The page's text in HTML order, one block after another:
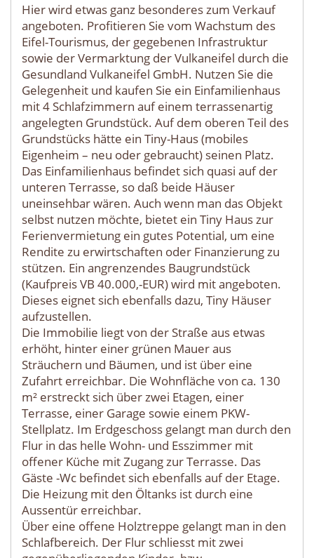
Hier wird etwas ganz besonderes zum Verkauf
angeboten. Profitieren Sie vom Wachstum des
Eifel-Tourismus, der gegebenen Infrastruktur
sowie der Vermarktung der Vulkaneifel durch die
Gesundland Vulkaneifel GmbH. Nutzen Sie die
Gelegenheit und kaufen Sie ein Einfamilienhaus
mit 4 Schlafzimmern auf einem terrassenartig
angelegten Grundstück. Auf dem oberen Teil des
Grundstücks hätte ein Tiny-Haus (mobiles
Eigenheim – neu oder gebraucht) seinen Platz.
Das Einfamilienhaus befindet sich quasi auf der
unteren Terrasse, so daß beide Häuser
uneinsehbar wären. Auch wenn man das Objekt
selbst nutzen möchte, bietet ein Tiny Haus zur
Ferienvermietung ein gutes Potential, um eine
Rendite zu erwirtschaften oder Finanzierung zu
stützen. Ein angrenzendes Baugrundstück
(Kaufpreis VB 40.000,-EUR) wird mit angeboten.
Dieses eignet sich ebenfalls dazu, Tiny Häuser
aufzustellen.
Die Immobilie liegt von der Straße aus etwas
erhöht, hinter einer grünen Mauer aus
Sträuchern und Bäumen, und ist über eine
Zufahrt erreichbar. Die Wohnfläche von ca. 130
m² erstreckt sich über zwei Etagen, einer
Terrasse, einer Garage sowie einem PKW-
Stellplatz. Im Erdgeschoss gelangt man durch den
Flur in das helle Wohn- und Esszimmer mit
offener Küche mit Zugang zur Terrasse. Das
Gäste -Wc befindet sich ebenfalls auf der Etage.
Die Heizung mit den Öltanks ist durch eine
Aussentür erreichbar.
Über eine offene Holztreppe gelangt man in den
Schlafbereich. Der Flur schliesst mit zwei